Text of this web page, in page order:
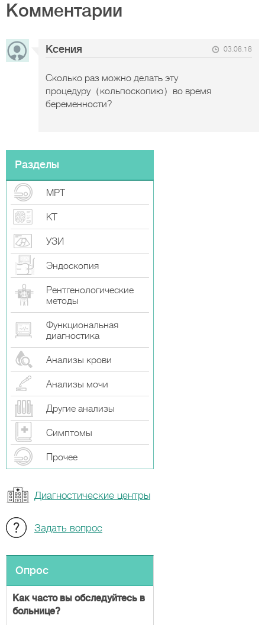
Комментарии
Ксения 03.08.18
Сколько раз можно делать эту
процедуру（кольпоскопию）во время
беременности?
Разделы
МРТ
КТ
УЗИ
Эндоскопия
Рентгенологические
методы
Функциональная
диагностика
Анализы крови
Анализы мочи
Другие анализы
Симптомы
Прочeе
Диагностические центры
Задать вопрос
Опрос
Как часто вы обследуйтесь в
больнице?